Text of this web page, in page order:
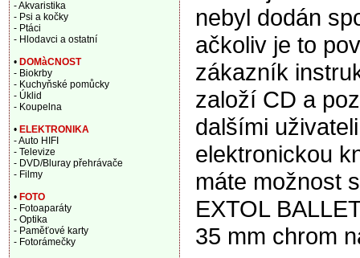
nebyl dodán
ačkoliv je to
zákazník
založí CD a
dalšími
elektronickou
máte možnost
EXTOL
35 mm chrom
- Akvaristika
- Psi a kočky
- Ptáci
- Hlodavci a ostatní
• DOMàCNOST
- Biokrby
- Kuchyňské pomůcky
- Úklid
- Koupelna
• ELEKTRONIKA
- Auto HIFI
- Televize
- DVD/Bluray přehrávače
- Filmy
• FOTO
- Fotoaparáty
- Optika
- Paměťové karty
- Fotorámečky